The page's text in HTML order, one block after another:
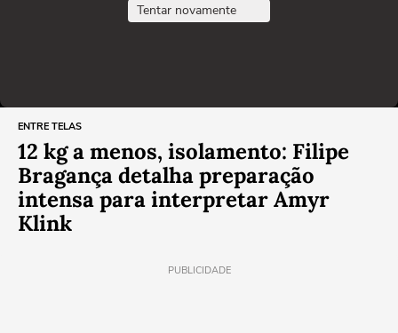
Tentar novamente
ENTRE TELAS
12 kg a menos, isolamento: Filipe
Bragança detalha preparação
intensa para interpretar Amyr
Klink
PUBLICIDADE